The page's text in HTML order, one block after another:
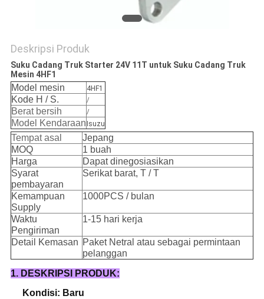
Deskripsi Produk
Suku Cadang Truk Starter 24V 11T untuk Suku Cadang Truk
Mesin 4HF1
Model mesin 4HF1
Kode H / S.
/
Berat bersih
/
Model Kendaraan Isuzu
Tempat asal
Jepang
MOQ
1 buah
Harga
Dapat dinegosiasikan
Syarat
pembayaran
Serikat barat, T / T
Kemampuan
Supply
1000PCS / bulan
Waktu
Pengiriman
1-15 hari kerja
Detail Kemasan Paket Netral atau sebagai permintaan
pelanggan
1. DESKRIPSI PRODUK:
Kondisi: Baru